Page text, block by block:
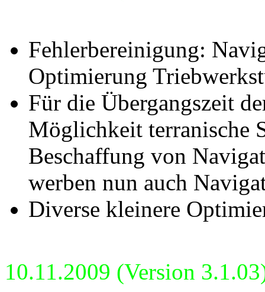
Fehlerbereinigung:
Optimierung
Für die Übergangszeit
Möglichkeit terranische
Beschaffung von
werben nun auch
Diverse kleinere
10.11.2009 (Version